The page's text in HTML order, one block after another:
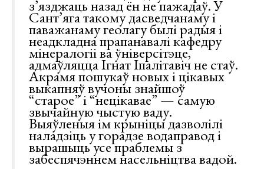
з’язджаць назад ён не пажадаў. У
Сант’яга такому дасведчанаму і
паважанаму геолагу былі радыя і
неадкладна прапанавалі кафедру
мінералогіі ва ўніверсітэце,
адмаўляцца Ігнат Іпалітавіч не стаў.
Акрамя пошукаў новых і цікавых
выкапняў вучоны знайшоў
“старое” і “нецікавае” — самую
звычайную чыстую ваду.
Выяўленыя ім крыніцы дазволілі
наладзіць у горадзе водаправод і
вырашыць усе праблемы з
забеспячэннем насельніцтва вадой.